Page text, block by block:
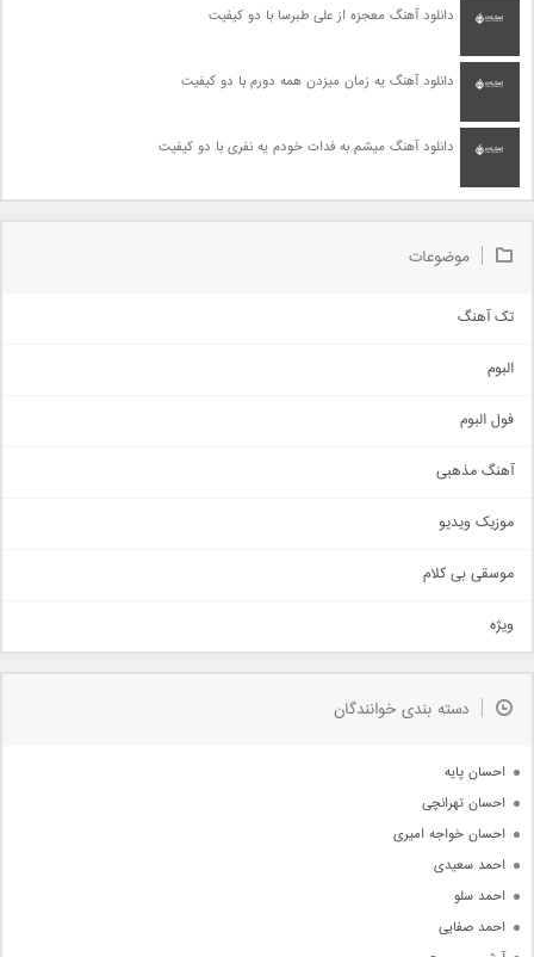
دانلود آهنگ معجزه از علی طبرسا با دو کیفیت
دانلود آهنگ یه زمان میزدن همه دورم با دو کیفیت
دانلود آهنگ میشم به فدات خودم یه نفری با دو کیفیت
موضوعات
تک آهنگ
اجتماعی
حماسی
سنتی
اهنگ بندرعباسی
دمو
مذهبی
جدیدترین ها
البوم
فول البوم
آهنگ مذهبی
موزیک ویدیو
موسقی بی کلام
ویژه
دسته بندی خوانندگان
احسان پایه
احسان تهرانچی
احسان خواجه امیری
احمد سعیدی
احمد سلو
احمد صفایی